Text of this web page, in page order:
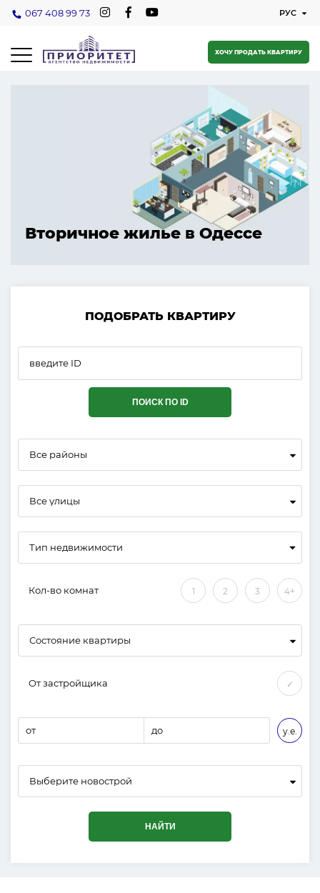
067 408 99 73
ХОЧУ ПРОДАТЬ КВАРТИРУ
Вторичное жилье в Одессе
ПОДОБРАТЬ КВАРТИРУ
ПОИСК ПО ID
Все районы
Все улицы
Кол-во комнат 1 2 3 4+
Состояние квартиры
От застройщика ✓
от до у.е.
Выберите новострой
НАЙТИ